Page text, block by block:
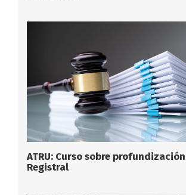
ATRU: Curso sobre
Registral